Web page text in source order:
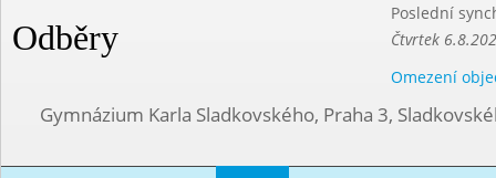
Odběry
Poslední
Čtvrtek
Omezení
Gymnázium Karla Sladkovského, Praha 3,